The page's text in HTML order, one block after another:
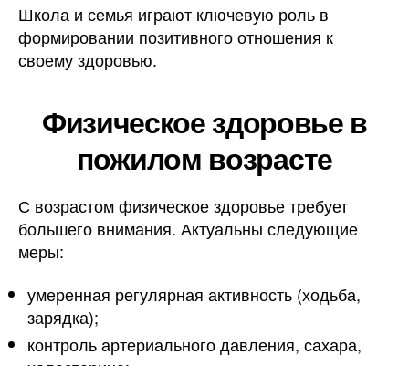
Школа и семья играют ключевую роль в
формировании позитивного отношения к
своему здоровью.
Физическое здоровье в
пожилом возрасте
С возрастом физическое здоровье требует
большего внимания. Актуальны следующие
меры:
умеренная регулярная активность (ходьба,
зарядка);
контроль артериального давления, сахара,